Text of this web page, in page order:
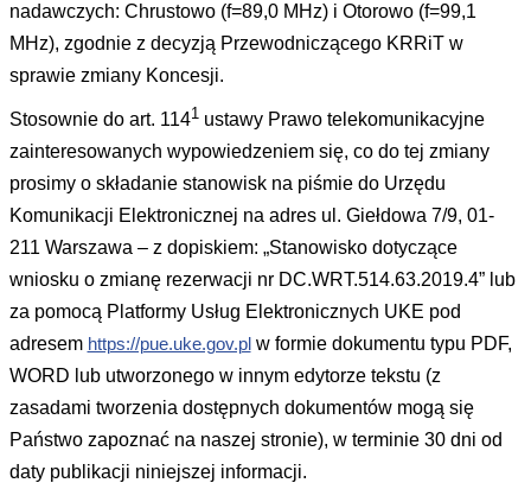
nadawczych: Chrustowo (f=89,0 MHz) i Otorowo (f=99,1
MHz), zgodnie z decyzją Przewodniczącego KRRiT w
sprawie zmiany Koncesji.
Stosownie do art. 1141ustawy Prawo telekomunikacyjne
zainteresowanych wypowiedzeniem się, co do tej zmiany
prosimy o składanie stanowisk na piśmie do Urzędu
Komunikacji Elektronicznej na adres ul. Giełdowa 7/9, 01-
211 Warszawa – z dopiskiem: „Stanowisko dotyczące
wniosku o zmianę rezerwacji nr DC.WRT.514.63.2019.4” lub
za pomocą Platformy Usług Elektronicznych UKE pod
adresem https://pue.uke.gov.pl w formie dokumentu typu PDF,
WORD lub utworzonego w innym edytorze tekstu (z
zasadami tworzenia dostępnych dokumentów mogą się
Państwo zapoznać na naszej stronie), w terminie 30 dni od
daty publikacji niniejszej informacji.